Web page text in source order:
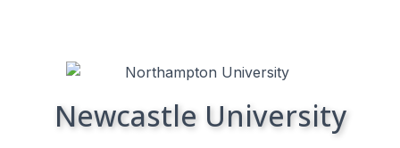
Newcastle University